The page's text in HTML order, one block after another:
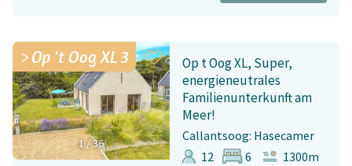
1/36
Op 't Oog XL 3
Op t Oog XL, Super,
energieneutrales
Familienunterkunft am
Meer!
Callantsoog: Hasecamer
12
6 1300m